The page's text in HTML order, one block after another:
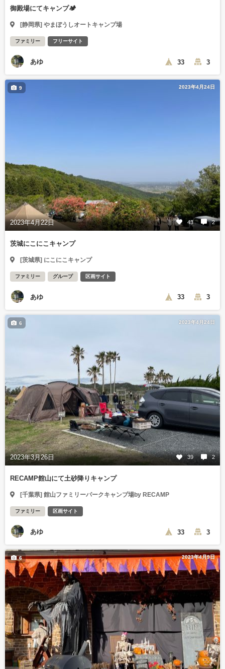
御殿場にてキャンプ🏕️
[静岡県] やまぼうしオートキャンプ場
ファミリー フリーサイト
あゆ 33 3
2023年4月24日
2023年4月22日 43 2
9
茨城にこにこキャンプ
[茨城県] にこにこキャンプ
ファミリー グループ 区画サイト
あゆ 33 3
2023年4月24日
2023年3月26日 39 2
6
RECAMP館山にて土砂降りキャンプ
[千葉県] 館山ファミリーパークキャンプ場by RECAMP
ファミリー 区画サイト
あゆ 33 3
2023年4月9日
6